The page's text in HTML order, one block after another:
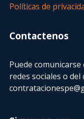
Políticas de
Contactenos
Puede
redes sociales o del